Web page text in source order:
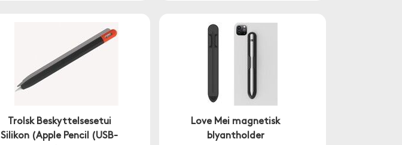
Trolsk Beskyttelsesetui
Silikon (Apple Pencil (USB-
Love Mei magnetisk
blyantholder